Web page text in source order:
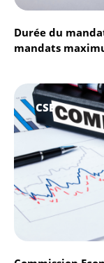
Durée du
mandats
CSE